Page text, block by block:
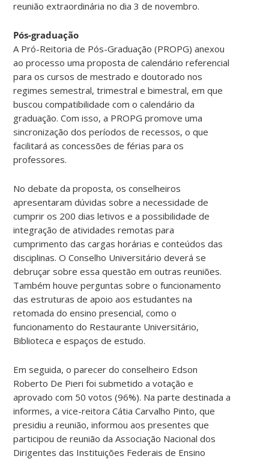
reunião extraordinária no dia 3 de novembro.
Pós-graduação
A Pró-Reitoria de Pós-Graduação (PROPG) anexou
ao processo uma proposta de calendário referencial
para os cursos de mestrado e doutorado nos
regimes semestral, trimestral e bimestral, em que
buscou compatibilidade com o calendário da
graduação. Com isso, a PROPG promove uma
sincronização dos períodos de recessos, o que
facilitará as concessões de férias para os
professores.
No debate da proposta, os conselheiros
apresentaram dúvidas sobre a necessidade de
cumprir os 200 dias letivos e a possibilidade de
integração de atividades remotas para
cumprimento das cargas horárias e conteúdos das
disciplinas. O Conselho Universitário deverá se
debruçar sobre essa questão em outras reuniões.
Também houve perguntas sobre o funcionamento
das estruturas de apoio aos estudantes na
retomada do ensino presencial, como o
funcionamento do Restaurante Universitário,
Biblioteca e espaços de estudo.
Em seguida, o parecer do conselheiro Edson
Roberto De Pieri foi submetido a votação e
aprovado com 50 votos (96%). Na parte destinada a
informes, a vice-reitora Cátia Carvalho Pinto, que
presidiu a reunião, informou aos presentes que
participou de reunião da Associação Nacional dos
Dirigentes das Instituições Federais de Ensino